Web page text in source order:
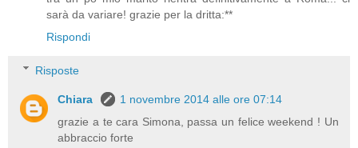
sarà da variare! grazie per la dritta:**
Rispondi
Risposte
Chiara
1 novembre 2014 alle ore 07:14
grazie a te cara Simona, passa un felice weekend ! Un
abbraccio forte